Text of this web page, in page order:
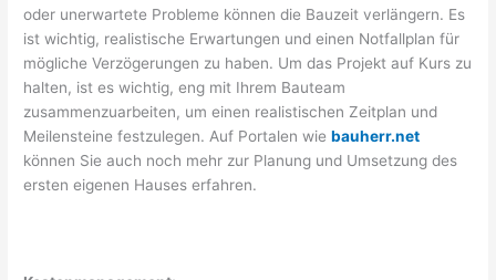
oder unerwartete Probleme können die Bauzeit verlängern. Es
ist wichtig, realistische Erwartungen und einen Notfallplan für
mögliche Verzögerungen zu haben. Um das Projekt auf Kurs zu
halten, ist es wichtig, eng mit Ihrem Bauteam
zusammenzuarbeiten, um einen realistischen Zeitplan und
Meilensteine festzulegen. Auf Portalen wiebauherr.net
können Sie auch noch mehr zur Planung und Umsetzung des
ersten eigenen Hauses erfahren.